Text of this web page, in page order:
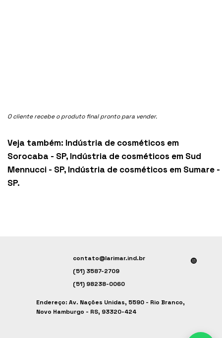
O cliente recebe o produto final pronto para vender.
Veja também: Indústria de cosméticos em
Sorocaba - SP, Indústria de cosméticos em Sud
Mennucci - SP, Indústria de cosméticos em Sumare -
SP.
contato@larimar.ind.br
(51) 3587-2709
(51) 98238-0060
Endereço: Av. Nações Unidas, 5590 - Rio Branco,
Novo Hamburgo - RS, 93320-424